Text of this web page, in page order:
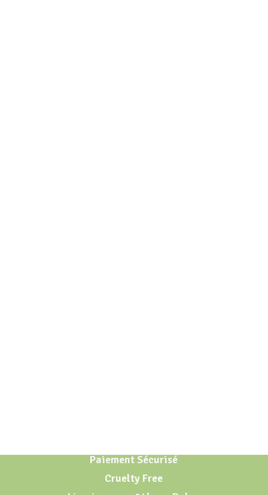
Paiement Sécurisé
Cruelty Free